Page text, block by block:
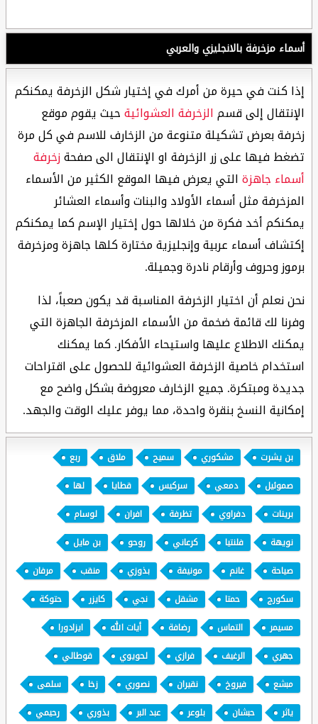
أسماء مزخرفة بالانجليزي والعربي
إذا كنت في حيرة من أمرك في إختيار شكل الزخرفة يمكنكم
الإنتقال إلى قسمالزخرفة العشوائيةحيث يقوم موقع
زخرفة بعرض تشكيلة متنوعة من الزخارف للاسم في كل مرة
تضغط فيها على زر الزخرفة او الإنتقال الى صفحةزخرفة
أسماء جاهزةالتي يعرض فيها الموقع الكثير من الأسماء
المزخرفة مثل أسماء الأولاد والبنات وأسماء العشائر
يمكنكم أخد فكرة من خلالها حول إختيار الإسم كما يمكنكم
إكتشاف أسماء عربية وإنجليزية مختارة كلها جاهزة ومزخرفة
برموز وحروف وأرقام نادرة وجميلة.
نحن نعلم أن اختيار الزخرفة المناسبة قد يكون صعباً، لذا
وفرنا لك قائمة ضخمة من الأسماء المزخرفة الجاهزة التي
يمكنك الاطلاع عليها واستيحاء الأفكار. كما يمكنك
استخدام خاصية الزخرفة العشوائية للحصول على اقتراحات
جديدة ومبتكرة. جميع الزخارف معروضة بشكل واضح مع
إمكانية النسخ بنقرة واحدة، مما يوفر عليك الوقت والجهد.
بن يشرت مشكوري سميح ملاق
ربع
صموئيل
دمعي سركيس قطايا
لها
برينات
دفراوي تظرفة افران
لوسام
نويهة
فلنتيا كرعاني روحو
بن مايل
صياحة
غانم مونيفة بذوزي منقب
مرفان
سكورج
حمتا مشقل نجي كايزر
حتوكة
مسيمر
التماس رضافة أيات الله
ايزادورا
جهري
الرغيف فرازي لحويوي
قوطالي
مبشع
فيروخ نقيران نصوري زخا
سلمى
ياثر
حبشان بلوعر عبد البر بذوري
رحيمي